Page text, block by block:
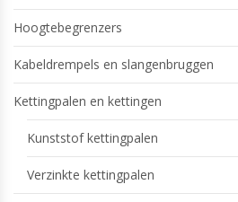
Hoogtebegrenzers
Kabeldrempels en slangenbruggen
Kettingpalen en kettingen
Kunststof kettingpalen
Verzinkte kettingpalen